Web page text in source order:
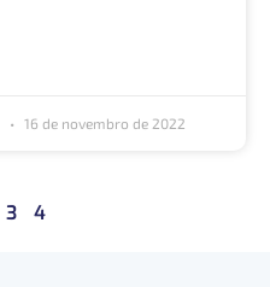
16 de novembro de 2022
3 4